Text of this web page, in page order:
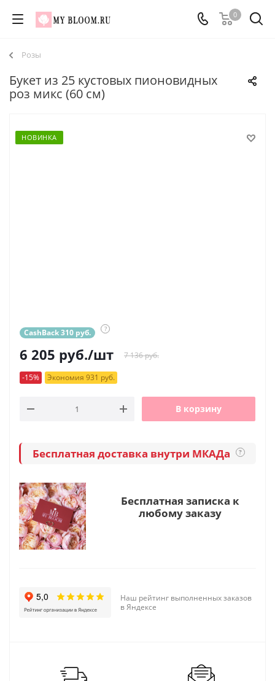
0
Розы
Букет из 25 кустовых пионовидных
роз микс (60 см)
НОВИНКА
CashBack 310 руб. ?
6 205 руб./шт 7 136 руб.
-15% Экономия 931 руб.
В корзину
Бесплатная доставка внутри МКАДа ?
Бесплатная записка к
любому заказу
Наш рейтинг выполненных заказов
в Яндексе